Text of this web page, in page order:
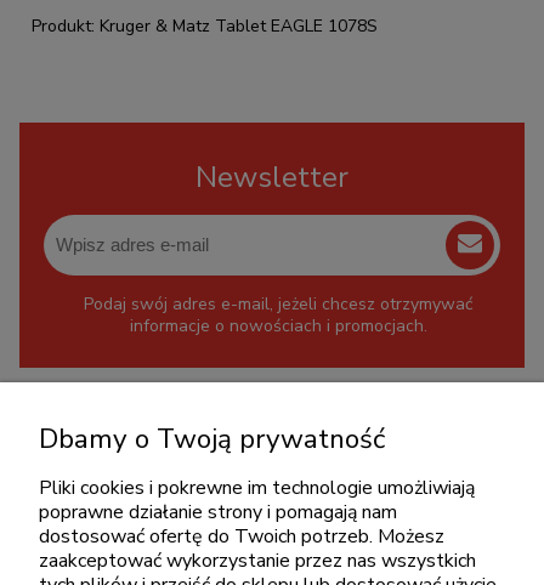
Produkt: Kruger & Matz Tablet EAGLE 1078S
Newsletter
Podaj swój adres e-mail, jeżeli chcesz otrzymywać
informacje o nowościach i promocjach.
+48 717345566
pon.-piąt.: 08:00-16:00
sklep@cebit.pl
Dbamy o Twoją prywatność
Pliki cookies i pokrewne im technologie umożliwiają
poprawne działanie strony i pomagają nam
dostosować ofertę do Twoich potrzeb. Możesz
zaakceptować wykorzystanie przez nas wszystkich